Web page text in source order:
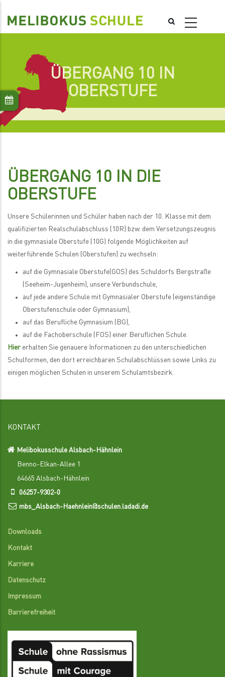
zum
ÜBERGANG 10 IN
OBERSTUFE
ÜBERGANG 10 IN DIE
OBERSTUFE
Unsere Schülerinnen und Schüler haben nach der 10. Klasse mit dem
qualifizierten Realschulabschluss (10R) bzw. dem Versetzungszeugnis
in die gymnasiale Oberstufe (10G) folgende Möglichkeiten auf
weiterführende Schulen (Oberstufen) zu wechseln:
auf die Gymnasiale Oberstufe(GOS) des Schuldorfs Bergstraße
(Seeheim-Jugenheim), unsere Verbundschule,
auf jede andere Schule mit Gymnasialer Oberstufe (eigenständige
Oberstufenschule oder Gymnasium),
auf das Berufliche Gymnasium (BG),
auf die Fachoberschule (FOS) einer Beruflichen Schule.
Hier erhalten Sie genauere Informationen zu den unterschiedlichen
Schulformen, den dort erreichbaren Schulabschlüssen sowie Links zu
einigen möglichen Schulen in unserem Schulamtsbezirk.
KONTAKT
Melibokusschule Alsbach-Hähnlein
Benno-Elkan-Allee 1
64665 Alsbach-Hähnlein
06257-9302-0
mbs_Alsbach-Haehnlein@schulen.ladadi.de
Downloads
Kontakt
Karriere
Datenschutz
Impressum
Barrierefreiheit